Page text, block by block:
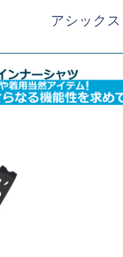
アシックス